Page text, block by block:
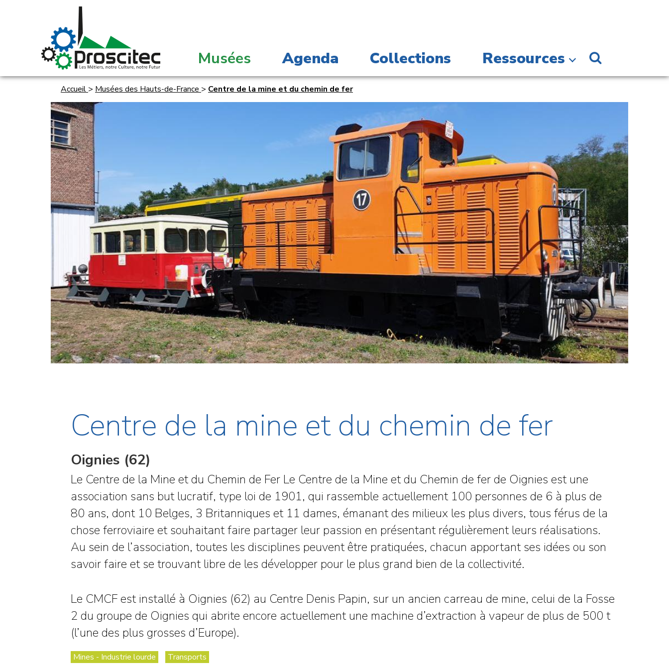
Musées Agenda Collections Ressources
Accueil > Musées des Hauts-de-France > Centre de la mine et du chemin de fer
Centre de la mine et du chemin de fer
Oignies (62)
Le Centre de la Mine et du Chemin de Fer Le Centre de la Mine et du Chemin de fer de Oignies est une
association sans but lucratif, type loi de 1901, qui rassemble actuellement 100 personnes de 6 à plus de
80 ans, dont 10 Belges, 3 Britanniques et 11 dames, émanant des milieux les plus divers, tous férus de la
chose ferroviaire et souhaitant faire partager leur passion en présentant régulièrement leurs réalisations.
Au sein de l’association, toutes les disciplines peuvent être pratiquées, chacun apportant ses idées ou son
savoir faire et se trouvant libre de les développer pour le plus grand bien de la collectivité.
Le CMCF est installé à Oignies (62) au Centre Denis Papin, sur un ancien carreau de mine, celui de la Fosse
2 du groupe de Oignies qui abrite encore actuellement une machine d’extraction à vapeur de plus de 500 t
(l’une des plus grosses d’Europe).
Mines - Industrie lourde Transports